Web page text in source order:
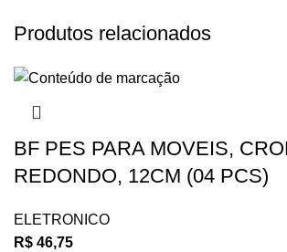
Produtos relacionados
BF PES PARA MOVEIS,
REDONDO, 12CM (04 PCS)
ELETRONICO
R$ 46,75